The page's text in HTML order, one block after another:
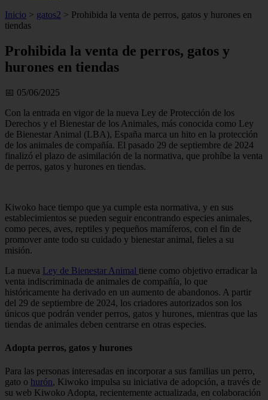
Inicio > gatos2 > Prohibida la venta de perros, gatos y hurones en
tiendas
Prohibida la venta de perros, gatos y
hurones en tiendas
📅 05/06/2025
Con la entrada en vigor de la nueva Ley de Protección de los
Derechos y el Bienestar de los Animales, más conocida como Ley
de Bienestar Animal (LBA), España marca un hito en la protección
de los animales de compañía. El pasado 29 de septiembre de 2024
finalizó el plazo de asimilación de la normativa, que prohíbe la venta
de perros, gatos y hurones en tiendas.
Kiwoko hace tiempo que ya cumple esta normativa, y en sus
establecimientos se pueden seguir encontrando especies animales,
como peces, aves, reptiles y pequeños mamíferos, con el fin de
promover ante todo su cuidado y bienestar animal, fieles a su
misión.
La nueva Ley de Bienestar Animal tiene como objetivo erradicar la
venta indiscriminada de animales de compañía, lo que
históricamente ha derivado en un aumento de abandonos. A partir
del 29 de septiembre de 2024, los criadores autorizados son los
únicos que podrán vender perros, gatos y hurones, mientras que las
tiendas de animales deben centrarse en otras especies.
Adopta perros, gatos y hurones
Para las personas interesadas en incorporar a sus familias un perro,
gato o hurón, Kiwoko impulsa su iniciativa de adopción, a través de
su web Kiwoko Adopta, recientemente actualizada, en colaboración